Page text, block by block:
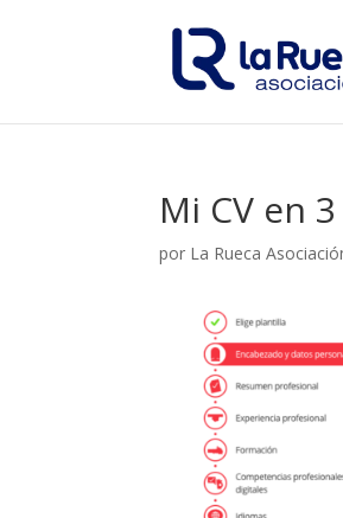
Mi CV en
por La Rueca